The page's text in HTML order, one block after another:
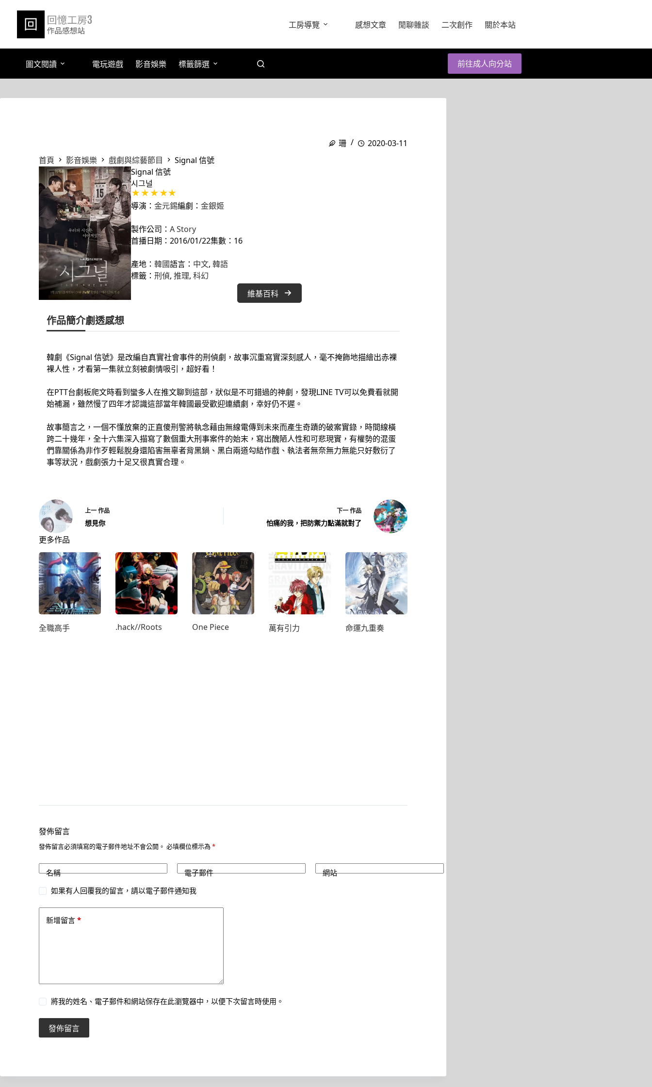
工房導覽 感想文章 閒聊雜談 二次創作 關於本站
圖文閱讀 電玩遊戲 影音娛樂 標籤篩選 前往成人向分站
珊
2020-03-11
首頁
影音娛樂 戲劇與綜藝節目
Signal 信號
Signal 信號
시그널
導演： 金元錫編劇： 金銀姬
製作公司： A Story
首播日期：2016/01/22集數：16
產地： 韓國語言： 中文, 韓語
標籤： 刑偵, 推理, 科幻
維基百科
作品簡介劇透感想
韓劇《Signal 信號》是改編自真實社會事件的刑偵劇，故事沉重寫實深刻感人，毫不掩飾地描繪出赤裸
裸人性，才看第一集就立刻被劇情吸引，超好看！
在PTT台劇板爬文時看到蠻多人在推文聊到這部，狀似是不可錯過的神劇，發現LINE TV可以免費看就開
始補漏，雖然慢了四年才認識這部當年韓國最受歡迎連續劇，幸好仍不遲。
故事簡言之，一個不懂放棄的正直傻刑警將執念藉由無線電傳到未來而產生奇蹟的破案實錄，時間線橫
跨二十幾年，全十六集深入描寫了數個重大刑事案件的始末，寫出醜陋人性和可悲現實，有權勢的混蛋
們靠關係為非作歹輕鬆脫身還陷害無辜者背黑鍋、黑白兩道勾結作戲、執法者無奈無力無能只好敷衍了
事等狀況，戲劇張力十足又很真實合理。
上一作品
想見你
下一作品
怕痛的我，把防禦力點滿就對了
更多作品
全職高手 .hack//Roots One Piece 萬有引力 命運九重奏
發佈留言
發佈留言必須填寫的電子郵件地址不會公開。 必填欄位標示為 *
名稱 電子郵件
網站
如果有人回覆我的留言，請以電子郵件通知我
新增留言 *
將我的姓名、電子郵件和網站保存在此瀏覽器中，以便下次留言時使用。
發佈留言